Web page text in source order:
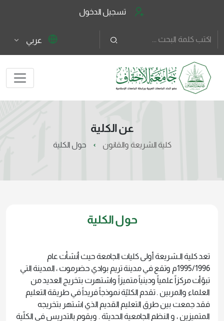
تسجيل الدخول
عربي
عن الكلية
كلية الشريعة والقانون حول الكلية
حول الكلية
تعد كلية الـشريعة أولى كليات الجامعة حيث أنشأت عام
1995/1996م وتقع في مدينة تريم بوادي حضرموت ، المدينة التي
تبوّأت مركزاً علمياً ودينياً متميزاً واشتهرت بتخريج العديد من
العلماء والمربين . تقدم الكليّة نموذجاً فريداً في طريقة التعليم
فقد جمعت بين طرق التعليم القديم الذي اشتهر بتخريجه
المتميزين ، و النظم الجامعية الحديثة . ويقوم بالتدريس في الكلّية